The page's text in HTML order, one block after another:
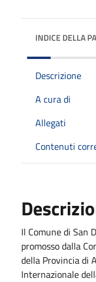
INDICE DELLA
Descrizione
A cura di
Allegati
Contenuti
Il Comune di San
promosso dalla
della Provincia di
Internazionale